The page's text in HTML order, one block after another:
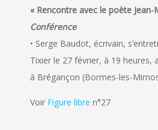
« Rencontre avec le poète Jean-
Conférence
• Serge Baudot, écrivain,
Tixier le 27 février, à 19 heures,
à Brégançon (Bormes-les-
Voir Figure libre n°27